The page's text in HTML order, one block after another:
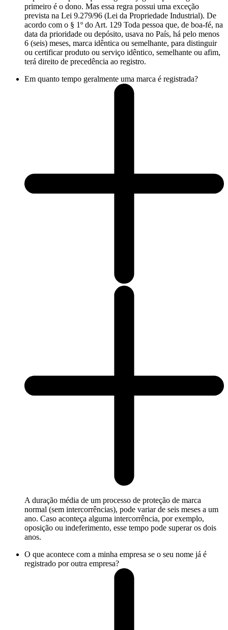
primeiro é o dono. Mas essa regra possui uma exceção
prevista na Lei 9.279/96 (Lei da Propriedade Industrial). De
acordo com o § 1º do Art. 129 Toda pessoa que, de boa-fé, na
data da prioridade ou depósito, usava no País, há pelo menos
6 (seis) meses, marca idêntica ou semelhante, para distinguir
ou certificar produto ou serviço idêntico, semelhante ou afim,
terá direito de precedência ao registro.
Em quanto tempo geralmente uma marca é registrada?
A duração média de um processo de proteção de marca
normal (sem intercorrências), pode variar de seis meses a um
ano. Caso aconteça alguma intercorrência, por exemplo,
oposição ou indeferimento, esse tempo pode superar os dois
anos.
O que acontece com a minha empresa se o seu nome já é
registrado por outra empresa?